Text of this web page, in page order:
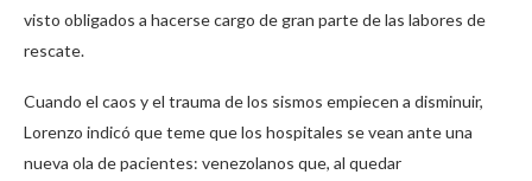
visto obligados a hacerse cargo de gran parte de las labores de
rescate.
Cuando el caos y el trauma de los sismos empiecen a disminuir,
Lorenzo indicó que teme que los hospitales se vean ante una
nueva ola de pacientes: venezolanos que, al quedar